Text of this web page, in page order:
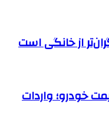
خودرو؛ واردات